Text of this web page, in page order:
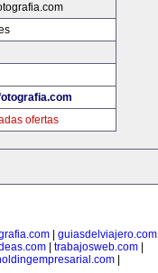
ofertas
guiasdelviajero.com
trabajosweb.com
|